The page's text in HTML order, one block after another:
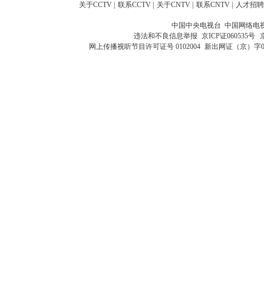
关于CCTV 联系CCTV 关于CNTV 联系CNTV 人才招聘
中国中央电视台 中国网络电
违法和不良信息举报 京ICP证060535号
网上传播视听节目许可证号 0102004 新出网证（京）